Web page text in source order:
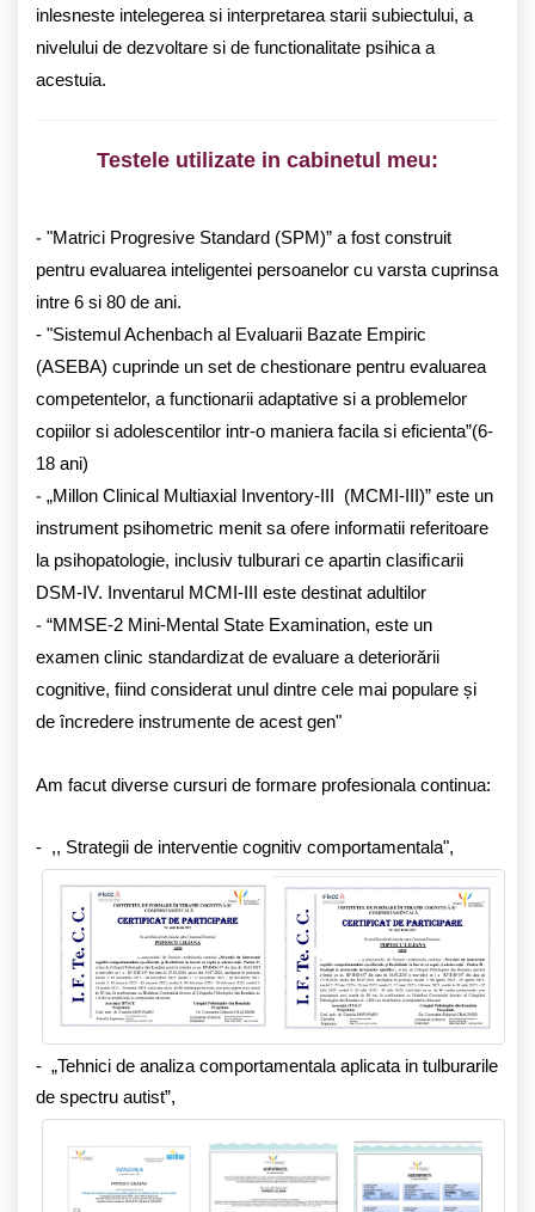
inlesneste intelegerea si interpretarea starii subiectului, a
nivelului de dezvoltare si de functionalitate psihica a
acestuia.
Testele utilizate in cabinetul meu:
- "Matrici Progresive Standard (SPM)” a fost construit
pentru evaluarea inteligentei persoanelor cu varsta cuprinsa
intre 6 si 80 de ani.
- "Sistemul Achenbach al Evaluarii Bazate Empiric
(ASEBA) cuprinde un set de chestionare pentru evaluarea
competentelor, a functionarii adaptative si a problemelor
copiilor si adolescentilor intr-o maniera facila si eficienta”(6-
18 ani)
- „Millon Clinical Multiaxial Inventory-III (MCMI-III)” este un
instrument psihometric menit sa ofere informatii referitoare
la psihopatologie, inclusiv tulburari ce apartin clasiﬁcarii
DSM-IV. Inventarul MCMI-III este destinat adultilor
- “MMSE-2 Mini-Mental State Examination, este un
examen clinic standardizat de evaluare a deteriorării
cognitive, fiind considerat unul dintre cele mai populare și
de încredere instrumente de acest gen"
Am facut diverse cursuri de formare profesionala continua:
- ,, Strategii de interventie cognitiv comportamentala",
- „Tehnici de analiza comportamentala aplicata in tulburarile
de spectru autist”,